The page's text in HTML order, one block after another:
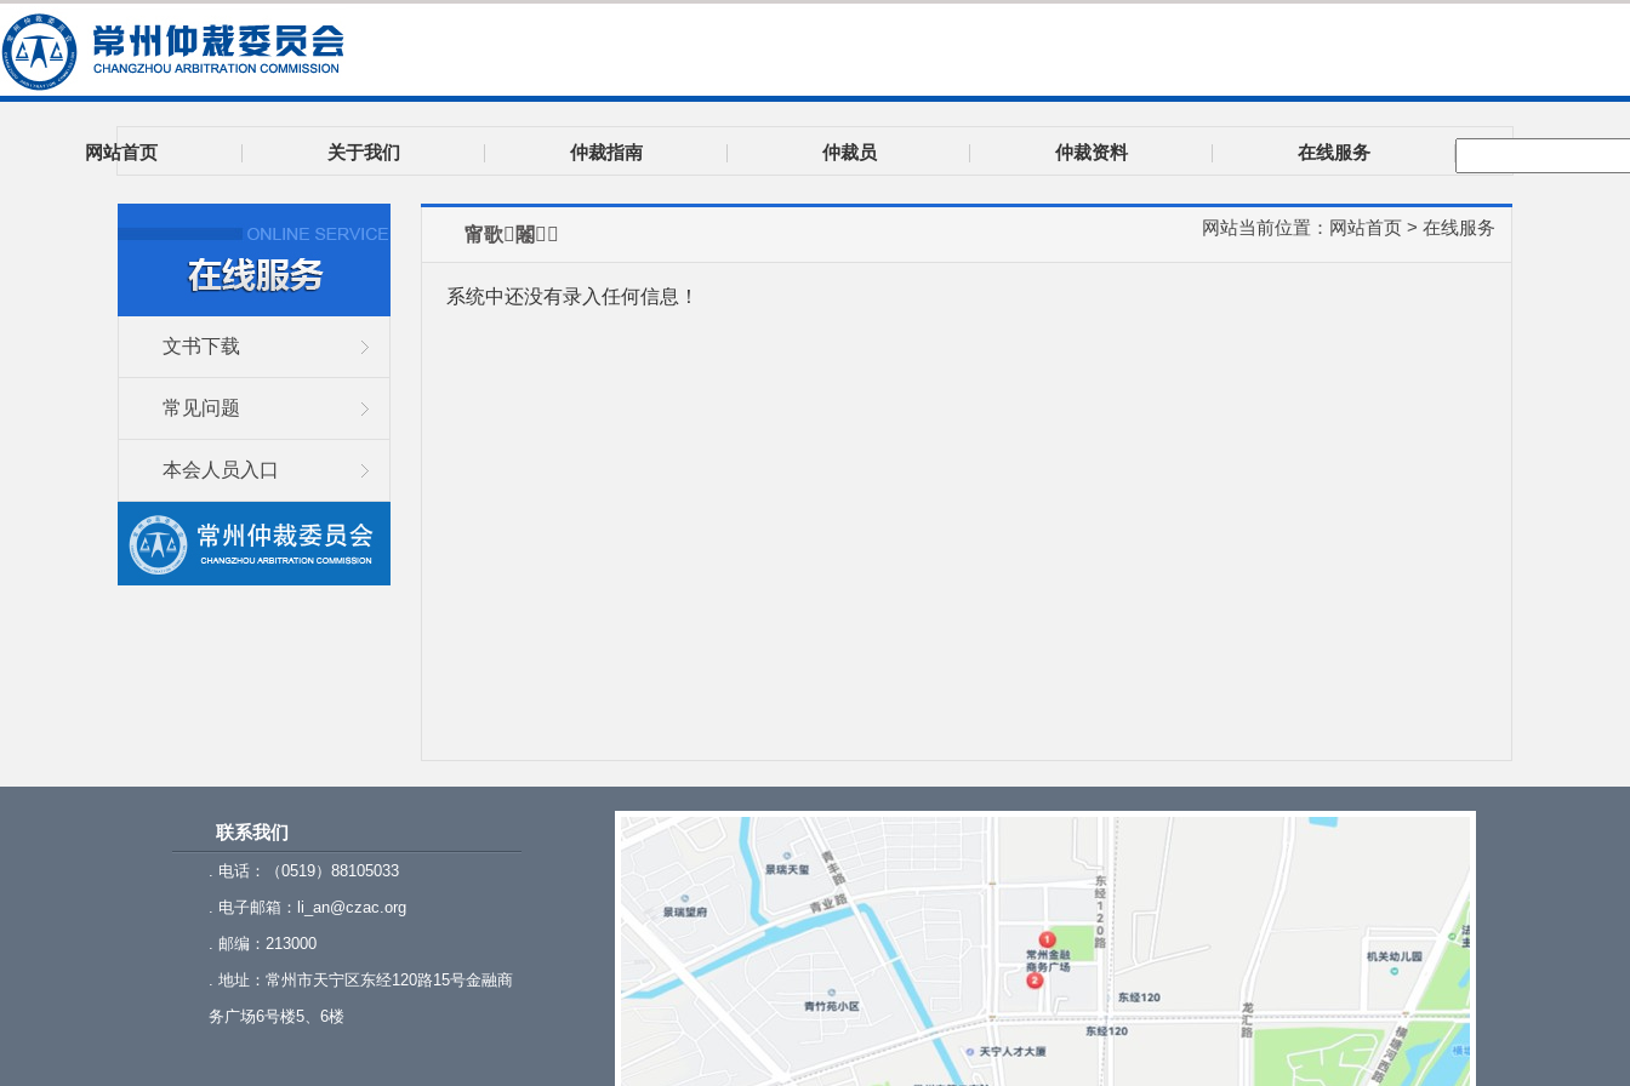
网站首页 关于我们 仲裁指南 仲裁员 仲裁资料 在线服务
网站当前位置： 网站首页 > 在线服务
甯歌闂
系统中还没有录入任何信息！
文书下载
常见问题
本会人员入口
联系我们
. 电话：（0519）88105033
. 电子邮箱：li_an@czac.org
. 邮编：213000
. 地址：常州市天宁区东经120路15号金融商
务广场6号楼5、6楼